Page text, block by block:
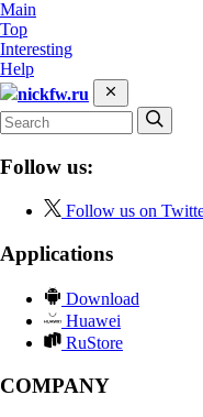
Main
Top
Interesting
Help
nickfw.ru
Follow us:
Follow us on
Applications
Download
Huawei
RuStore
COMPANY